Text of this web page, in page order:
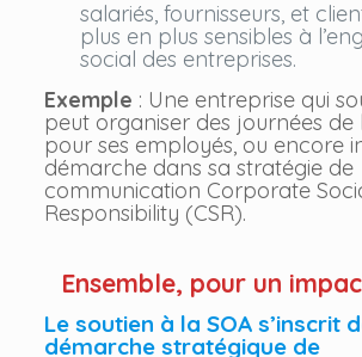
salariés, fournisseurs, et
plus en plus sensibles à
social des entreprises.
Exemple : Une entreprise qui
peut organiser des journées
pour ses employés, ou encore
démarche dans sa stratégie de
communication Corporate
Responsibility (CSR).
Ensemble, pour un
Le soutien à la SOA s’inscrit
démarche stratégique de